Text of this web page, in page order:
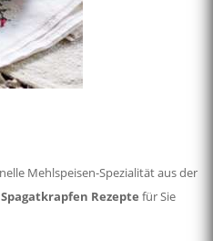
Mehlspeisen-Spezialität aus der
Spagatkrapfen Rezepte für Sie